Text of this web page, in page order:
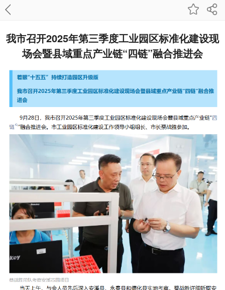
我市召开2025年第三季度工业园区标准化建设现
场会暨县域重点产业链“四链”融合推进会